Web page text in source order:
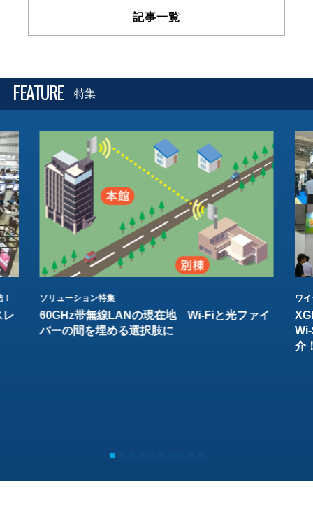
記事一覧
FEATURE 特集
レ
ソリューション特集
60GHz帯無線LANの現在地 Wi-Fiと光ファイ
バーの間を埋める選択肢に
ワ
介